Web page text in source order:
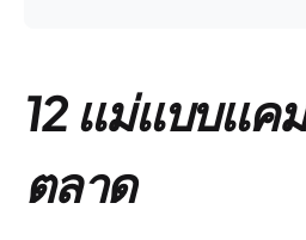
12 แม่แบบแค
ตลาด